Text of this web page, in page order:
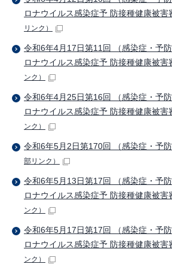
ロナウイルス感染症予 防接種健康被害
リンク）
令和6年4月17日第11回 （感染症・予
ロナウイルス感染症予 防接種健康被害
ンク）
令和6年4月25日第16回 （感染症・予
ロナウイルス感染症予 防接種健康被害
ンク）
令和6年5月2日第170回 （感染症・予防
部リンク）
令和6年5月13日第17回 （感染症・予
ロナウイルス感染症予 防接種健康被害
ンク）
令和6年5月17日第17回 （感染症・予
ロナウイルス感染症予 防接種健康被害
ンク）